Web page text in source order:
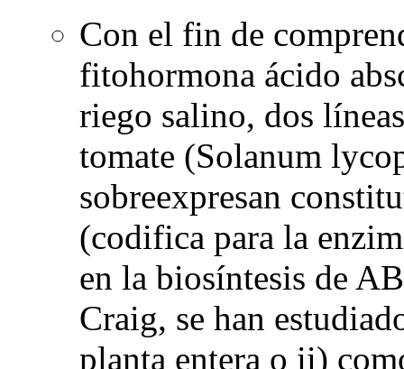
Con el fin de
fitohormona ácido
riego salino, dos
tomate (Solanum
sobreexpresan
(codifica para la
en la biosíntesis de
Craig, se han
planta entera o ii)